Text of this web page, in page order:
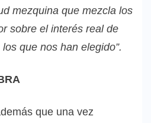
mezquina que mezcla los
sobre el interés real de
que nos han elegido”.
que una vez